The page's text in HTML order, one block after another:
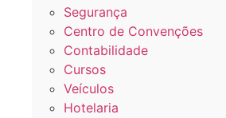
Segurança
Centro de Convenções
Contabilidade
Cursos
Veículos
Hotelaria